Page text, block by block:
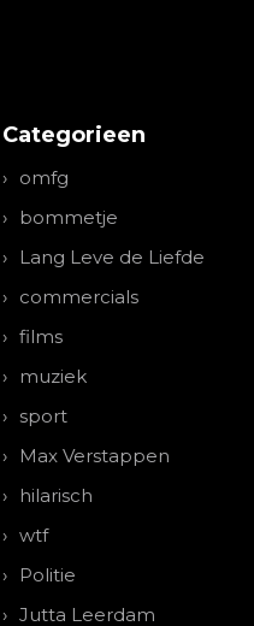
Categorieen
omfg
bommetje
Lang Leve de Liefde
commercials
films
muziek
sport
Max Verstappen
hilarisch
wtf
Politie
Jutta Leerdam